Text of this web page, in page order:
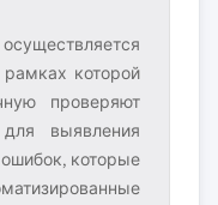
которой
проверяют
выявления
которые